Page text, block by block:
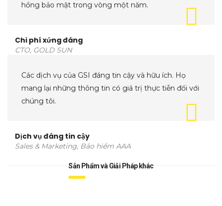
hổng bảo mật trong vòng một năm.
Chi phí xứng đáng
CTO, GOLD SUN
Các dịch vụ của GSI đáng tin cậy và hữu ích. Họ
mang lại những thông tin có giá trị thực tiễn đối với
chúng tôi.
Dịch vụ đáng tin cậy
Sales & Marketing, Bảo hiểm AAA
Sản Phẩm và Giải Pháp khác